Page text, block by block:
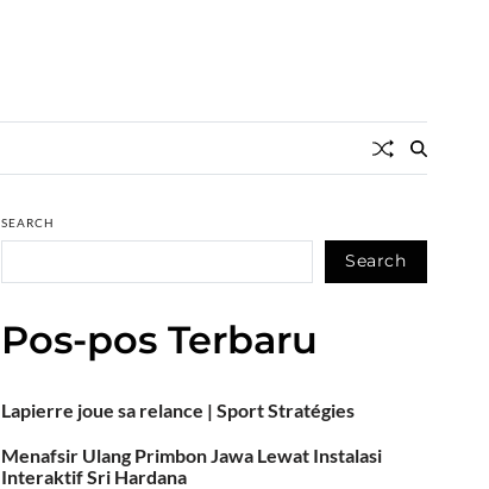
SEARCH
Search
Pos-pos Terbaru
Lapierre joue sa relance | Sport Stratégies
Menafsir Ulang Primbon Jawa Lewat Instalasi
Interaktif Sri Hardana